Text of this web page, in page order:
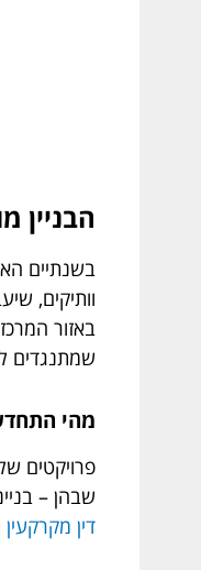
הבניין
בשנתיים
באזור
שמתנגדים
מהי
שבהן –
דין מקרקעין